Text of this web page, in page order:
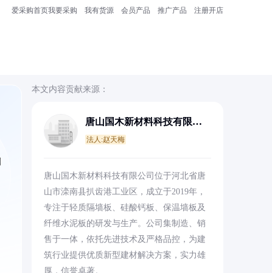
爱采购首页我要采购 我有货源 会员产品 推广产品 注册开店
本文内容贡献来源：
唐山国木新材料科技有限公
法人:赵天梅
唐山国木新材料科技有限公司位于河北省唐
山市滦南县扒齿港工业区，成立于2019年，
专注于轻质隔墙板、硅酸钙板、保温墙板及
纤维水泥板的研发与生产。公司集制造、销
售于一体，依托先进技术及严格品控，为建
筑行业提供优质新型建材解决方案，实力雄
厚，信誉卓著。